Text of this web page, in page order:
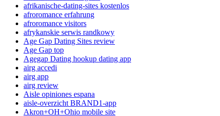
afrikanische-dating-sites kostenlos
afroromance erfahrung
afroromance visitors
afrykanskie serwis randkowy
Age Gap Dating Sites review
Age Gap top
Agegap Dating hookup dating app
airg accedi
airg app
airg review
Aisle opiniones espana
aisle-overzicht BRAND1-app
Akron+OH+Ohio mobile site